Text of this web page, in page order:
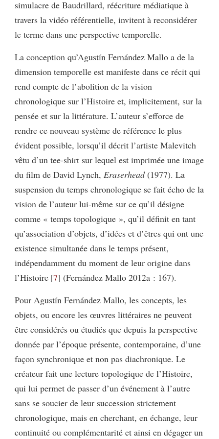
simulacre de Baudrillard, réécriture médiatique à
travers la vidéo référentielle, invitent à reconsidérer
le terme dans une perspective temporelle.
La conception qu’Agustín Fernández Mallo a de la
dimension temporelle est manifeste dans ce récit qui
rend compte de l’abolition de la vision
chronologique sur l’Histoire et, implicitement, sur la
pensée et sur la littérature. L’auteur s’efforce de
rendre ce nouveau système de référence le plus
évident possible, lorsqu’il décrit l’artiste Malevitch
vêtu d’un tee-shirt sur lequel est imprimée une image
du film de David Lynch, Eraserhead(1977). La
suspension du temps chronologique se fait écho de la
vision de l’auteur lui-même sur ce qu’il désigne
comme « temps topologique », qu’il définit en tant
qu’association d’objets, d’idées et d’êtres qui ont une
existence simultanée dans le temps présent,
indépendamment du moment de leur origine dans
l’Histoire 7 (Fernández Mallo 2012a : 167).
Pour Agustín Fernández Mallo, les concepts, les
objets, ou encore les œuvres littéraires ne peuvent
être considérés ou étudiés que depuis la perspective
donnée par l’époque présente, contemporaine, d’une
façon synchronique et non pas diachronique. Le
créateur fait une lecture topologique de l’Histoire,
qui lui permet de passer d’un événement à l’autre
sans se soucier de leur succession strictement
chronologique, mais en cherchant, en échange, leur
continuité ou complémentarité et ainsi en dégager un